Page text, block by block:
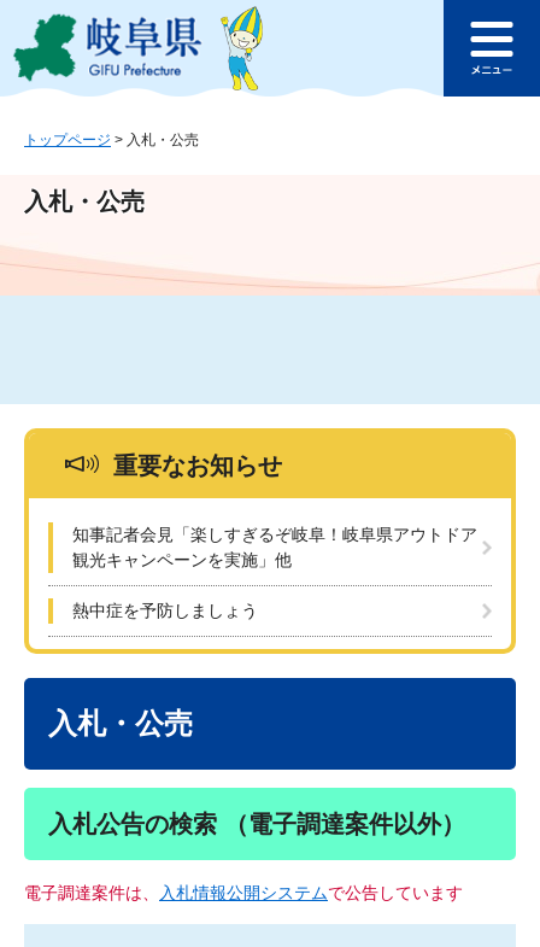
ジ
ュ
文
このページの本文へ
ュ
トップページ > 入札・公売
入札・公売
重要なお知らせ
知事記者会見「楽しすぎるぞ岐阜！岐阜県アウトドア
観光キャンペーンを実施」他
熱中症を予防しましょう
入札・公売
入札公告の検索 （電子調達案件以外）
電子調達案件は、 入札情報公開システムで公告しています